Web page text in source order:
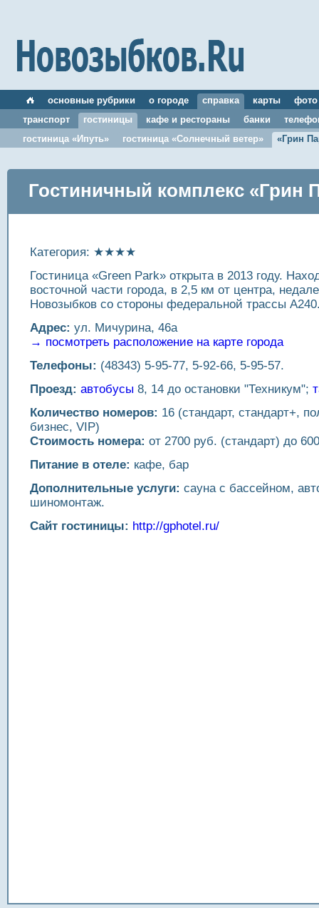
основные рубрики о городе справка карты
фото
транспорт
гостиницы кафе и рестораны банки
гостиница «Ипуть»
гостиница «Солнечный ветер» «Грин
Гостиничный комплекс «Грин
Категория: ★★★★
Гостиница «Green Park» открыта в 2013 году.
восточной части города, в 2,5 км от центра,
Новозыбков со стороны федеральной трассы
Адрес: ул. Мичурина, 46а
→ посмотреть расположение на карте города
Телефоны: (48343) 5-95-77, 5-92-66, 5-95-57.
Проезд: автобусы 8, 14 до остановки "Техникум";
Количество номеров: 16 (стандарт, стандарт+,
бизнес, VIP)
Стоимость номера: от 2700 руб. (стандарт) до
Питание в отеле: кафе, бар
Дополнительные услуги: сауна с бассейном,
шиномонтаж.
Сайт гостиницы: http://gphotel.ru/